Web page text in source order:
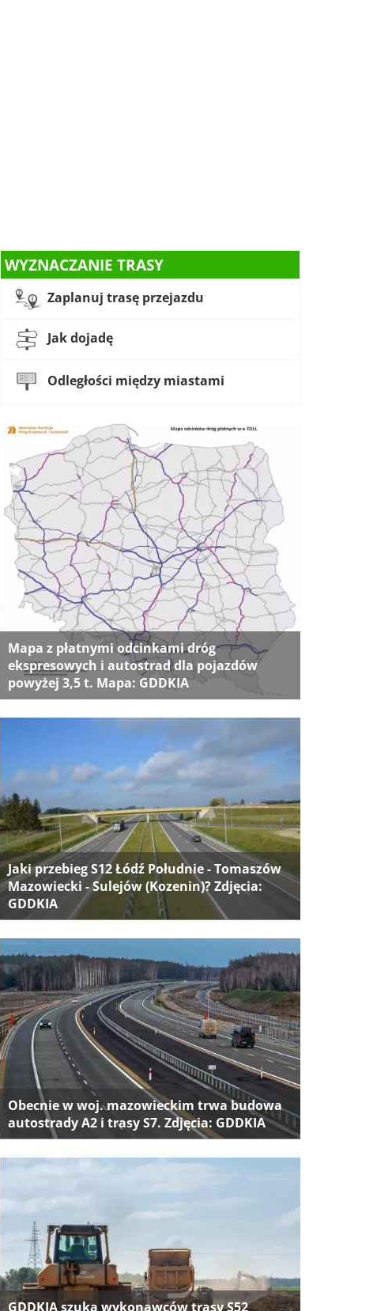
WYZNACZANIE TRASY
Zaplanuj trasę przejazdu
Jak dojadę
Odległości między miastami
Mapa z płatnymi odcinkami dróg
ekspresowych i autostrad dla pojazdów
powyżej 3,5 t. Mapa: GDDKIA
Jaki przebieg S12 Łódź Południe - Tomaszów
Mazowiecki - Sulejów (Kozenin)? Zdjęcia:
GDDKIA
Obecnie w woj. mazowieckim trwa budowa
autostrady A2 i trasy S7. Zdjęcia: GDDKIA
GDDKIA szuka wykonawców trasy S52